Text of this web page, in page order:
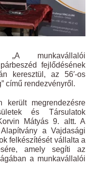
„A munkavállalói
fejlődésének
keresztül, az 56′-os
című rendezvényről.
került megrendezésre
és Társulatok
Mátyás 9. altt. A
a Vajdasági
felkészítését vállalta a
amely segíti az
a munkavállalói